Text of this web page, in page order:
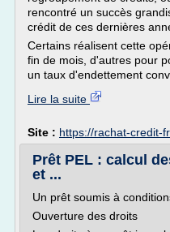
rencontré un succès
crédit de ces dernières
Certains réalisent cette
fin de mois, d'autres pour
un taux d'endettement
Lire la suite
Site : https://rachat-credit-
Prêt PEL : calcul
et ...
Un prêt soumis à
Ouverture des droits